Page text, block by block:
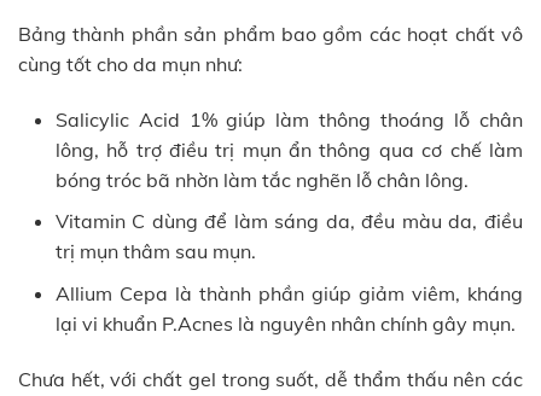
Bảng thành phần sản phẩm bao gồm các hoạt chất vô
cùng tốt cho da mụn như:
Salicylic Acid 1% giúp làm thông thoáng lỗ chân
lông, hỗ trợ điều trị mụn ẩn thông qua cơ chế làm
bóng tróc bã nhờn làm tắc nghẽn lỗ chân lông.
Vitamin C dùng để làm sáng da, đều màu da, điều
trị mụn thâm sau mụn.
Allium Cepa là thành phần giúp giảm viêm, kháng
lại vi khuẩn P.Acnes là nguyên nhân chính gây mụn.
Chưa hết, với chất gel trong suốt, dễ thẩm thấu nên các